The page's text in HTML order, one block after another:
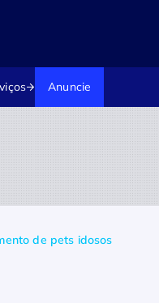
Anuncie
de pets idosos